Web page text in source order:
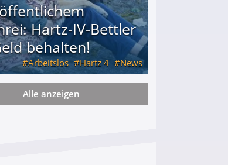
Hartz-IV-Bettler
behalten!
Arbeitslos Hartz 4 News
behalten!
Alle anzeigen